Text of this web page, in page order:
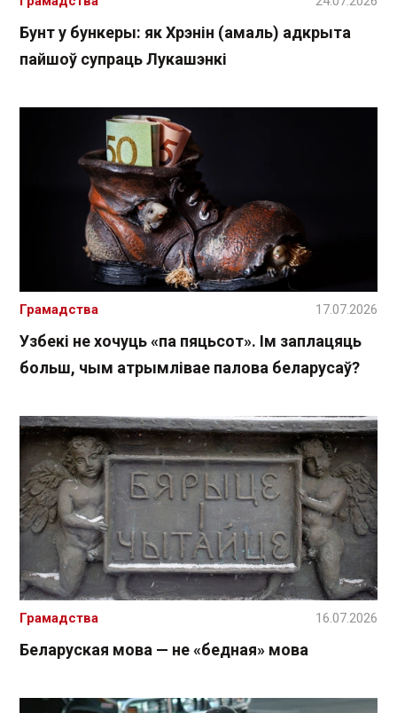
Бунт у бункеры: як Хрэнін (амаль) адкрыта
пайшоў супраць Лукашэнкі
Узбекі не хочуць «па пяцьсот». Ім заплацяць
больш, чым атрымлівае палова беларусаў?
Грамадства 17.07.2026
Беларуская мова — не «бедная» мова
Грамадства 16.07.2026